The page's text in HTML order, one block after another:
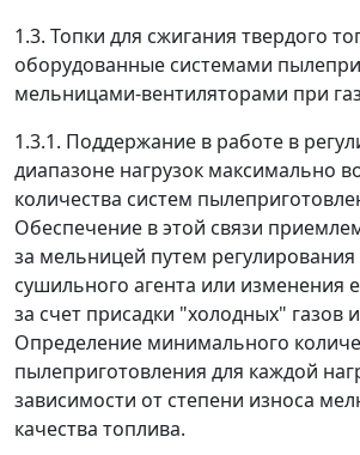
1.3. Топки для сжигания твердого
оборудованные системами
мельницами-вентиляторами при
1.3.1. Поддержание в работе в
диапазоне нагрузок максимально
количества систем
Обеспечение в этой связи
за мельницей путем регулирования
сушильного агента или изменения
за счет присадки "холодных" газов
Определение минимального
пылеприготовления для каждой
зависимости от степени износа
качества топлива.